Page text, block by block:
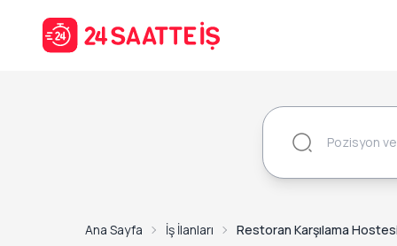
Ana Sayfa İş İlanları Restoran Karşılama Hostesi